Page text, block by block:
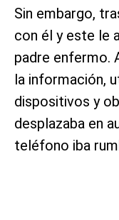
Sin embargo,
con él y este le
padre enfermo.
la información,
dispositivos y
desplazaba en
teléfono iba